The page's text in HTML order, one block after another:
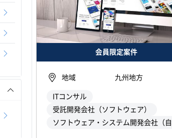
会員限定案件
地域 九州地方
ITコンサル
受託開発会社（ソフトウェア）